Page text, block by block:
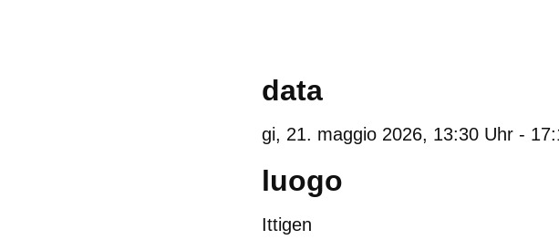
data
gi, 21. maggio 2026, 13:30 Uhr -
luogo
Ittigen